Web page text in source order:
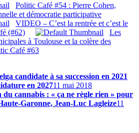
Politic Café #54 : Pierre Cohen,
et démocratie participative
VIDEO – C’est la rentrée et c’est le
(#62)
Les
à Toulouse et la colère des
Café #63
candidate à sa succession en 2021
en 202711 mai 2018
du cannabis : « ça ne règle rien » pour
Garonne, Jean-Luc Lagleize11